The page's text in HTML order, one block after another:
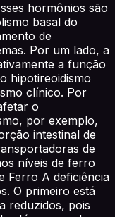
hormônios são
basal do
de
Por um lado, a
a função
hipotireoidismo
clínico. Por
o
por exemplo,
intestinal de
de
níveis de ferro
Ferro A deficiência
O primeiro está
reduzidos, pois